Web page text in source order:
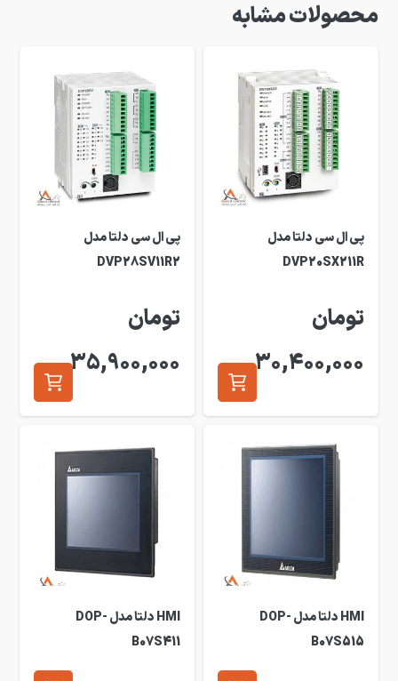
محصولات مشابه
پی ال سی دلتا مدل
DVP20SX211R
تومان
30,400,000
پی ال سی دلتا مدل
DVP28SV11R2
تومان
35,900,000
HMI دلتا مدل DOP-
B07S515
HMI دلتا مدل DOP-
B07S411